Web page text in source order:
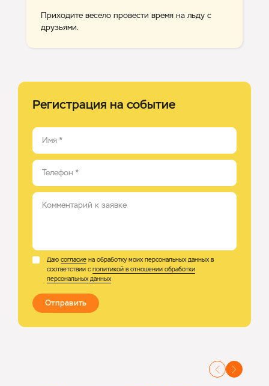
Приходите весело провести время на льду с
друзьями.
Регистрация на событие
Имя *
Телефон *
Комментарий к заявке
Даю согласие на обработку моих персональных данных в
соответствии с политикой в отношении обработки
персональных данных
Отправить